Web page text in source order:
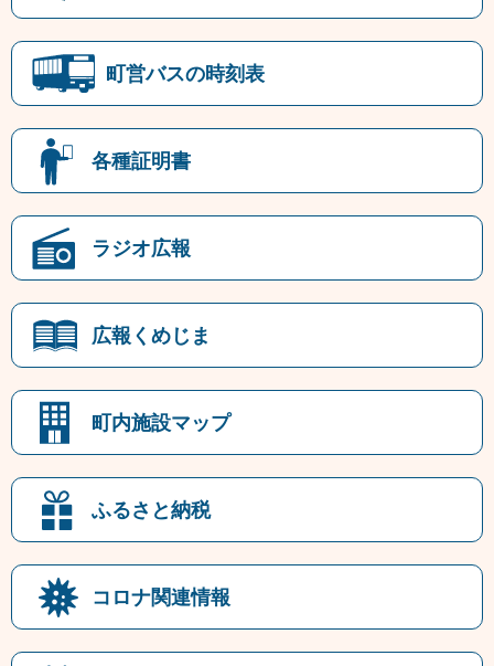
町営バスの時刻表
各種証明書
ラジオ広報
広報くめじま
町内施設マップ
ふるさと納税
コロナ関連情報